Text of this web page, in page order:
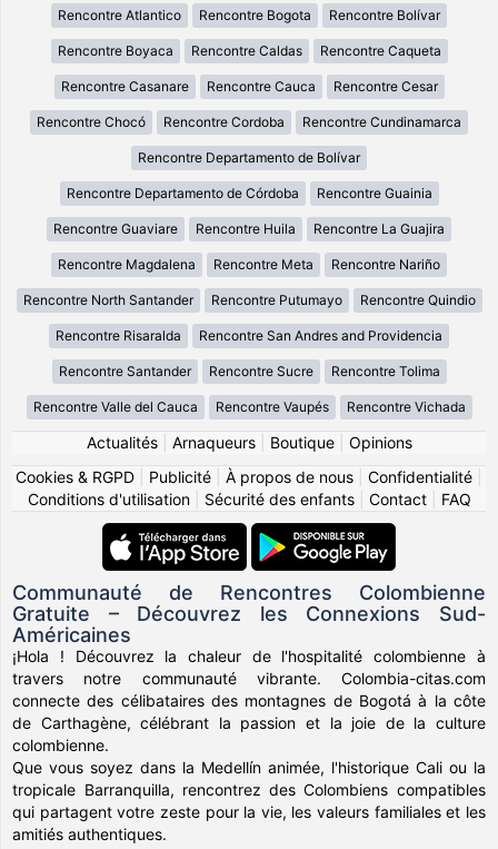
Rencontre Atlantico Rencontre Bogota Rencontre Bolívar
Rencontre Boyaca Rencontre Caldas Rencontre Caqueta
Rencontre Casanare Rencontre Cauca Rencontre Cesar
Rencontre Chocó Rencontre Cordoba Rencontre Cundinamarca
Rencontre Departamento de Bolívar
Rencontre Departamento de Córdoba Rencontre Guainia
Rencontre Guaviare Rencontre Huila Rencontre La Guajira
Rencontre Magdalena Rencontre Meta Rencontre Nariño
Rencontre North Santander Rencontre Putumayo Rencontre Quindio
Rencontre Risaralda Rencontre San Andres and Providencia
Rencontre Santander Rencontre Sucre Rencontre Tolima
Rencontre Valle del Cauca Rencontre Vaupés Rencontre Vichada
Actualités| Arnaqueurs| Boutique| Opinions
Cookies & RGPD
Publicité À propos de nous Confidentialité
Conditions d'utilisation| Sécurité des enfants| Contact| FAQ
Communauté de Rencontres Colombienne
Gratuite – Découvrez les Connexions Sud-
Américaines
¡Hola ! Découvrez la chaleur de l'hospitalité colombienne à
travers notre communauté vibrante. Colombia-citas.com
connecte des célibataires des montagnes de Bogotá à la côte
de Carthagène, célébrant la passion et la joie de la culture
colombienne.
Que vous soyez dans la Medellín animée, l'historique Cali ou la
tropicale Barranquilla, rencontrez des Colombiens compatibles
qui partagent votre zeste pour la vie, les valeurs familiales et les
amitiés authentiques.